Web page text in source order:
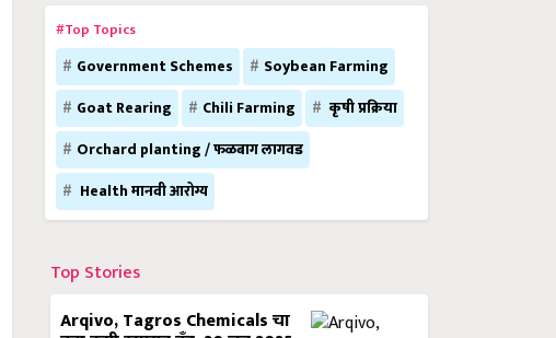
#Top Topics
Government Schemes
Soybean Farming
Goat Rearing
Chili Farming
कृषी प्रक्रिया
Orchard planting / फळबाग लागवड
Health मानवी आरोग्य
Top Stories
Arqivo, Tagros Chemicals चा